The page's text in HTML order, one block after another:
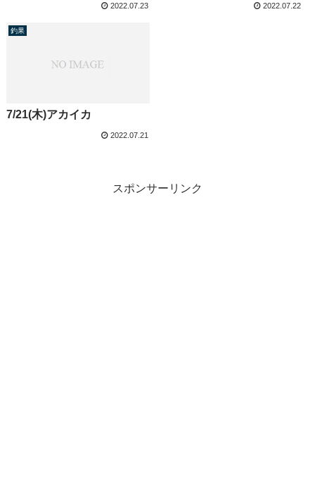
2022.07.23 2022.07.22
釣果
7/21(木)アカイカ
2022.07.21
スポンサーリンク